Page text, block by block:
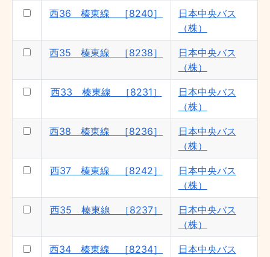
前橋線：渋川行循環 - 関越交通（株）
西37 榛東線 ［8241］ - 日本中央バス
（株）
群大病院〜高崎駅前線 - 群馬中央バス
西38 榛東線 ［8235］ - 日本中央バス
（株）
前橋線：前橋駅〜医療センター - 関越交通
（株）
西36 榛東線 ［8240］
日本中央バス
（株）
西35 榛東線 ［8238］
日本中央バス
（株）
西33 榛東線 ［8231］
日本中央バス
（株）
西38 榛東線 ［8236］
日本中央バス
（株）
西37 榛東線 ［8242］
日本中央バス
（株）
西35 榛東線 ［8237］
日本中央バス
（株）
西34 榛東線 ［8234］
日本中央バス